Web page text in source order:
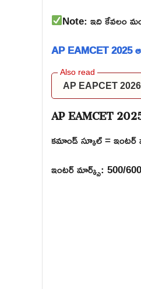
Note: ఇది కేవలం
AP EAMCET 2025
AP EAPCET
AP EAMCET
కమాండ్ స్కూల్ = ఇంటర్
ఇంటర్ మార్క్స్: 500/600